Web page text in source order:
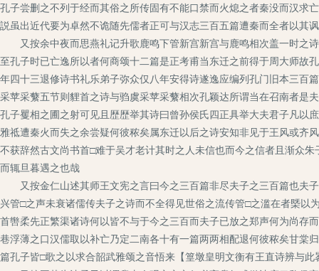
孔子尝删之不列于经而其俗之所传固有不能口禁而火熄之者秦没而汉求
説虽出近代要为卓然不诡随先儒者正可与汉志三百五篇遭秦而全者以其
又按余中夜而思燕礼记升歌鹿鸣下管新宫新宫与鹿鸣相次盖一时之
至孔子时已亡逸所以者何商颂十二篇是正考甫当东迁之前得于周大师故
年四十三退修诗书礼乐弟子弥众仅八年安得诗遂逸应编列孔门旧本三百
采苹采蘩五节则貍首之诗与驺虞采苹采蘩相次孔颖达所谓当在召南者是
孔子矍相之圃之射可见且歴歴举其诗曰曾孙侯氏四正具举大夫君子凡以
雅祗遭秦火而失之余尝疑何彼秾矣属东迁以后之诗安知非见于王风或齐
不获辞然古文尚书首□难于吴才老计其时之人未信也而今之信者且渐众
而辄旦暮遇之也哉
又按金仁山述其师王文宪之言曰今之三百篇非尽夫子之三百篇也夫
兴管□之声未衰诸儒传夫子之诗而不全得见世俗之流传管□之滥在者槩
首辔柔先正繁渠诸诗何以皆不与于今之三百而夫子已放之郑声何为尚存
巷浮薄之口汉儒取以补亡乃定二南各十有一篇两两相配退何彼秾矣甘棠
篇孔子皆□歌之以求合韶武雅颂之音悟来【篁墩皇明文衡有王直诗辨与此